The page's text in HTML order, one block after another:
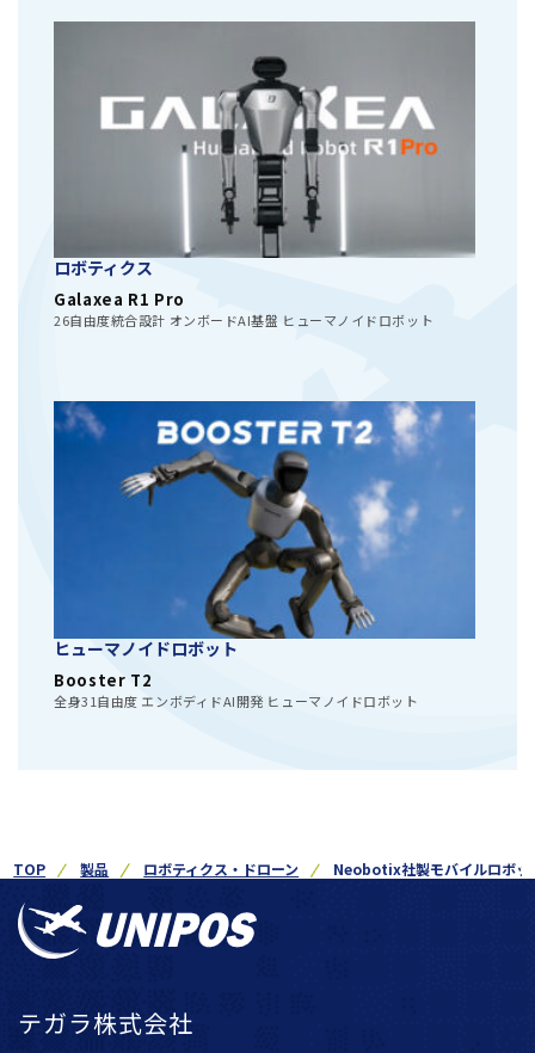
ロボティクス
Galaxea R1 Pro
26自由度統合設計 オンボードAI基盤 ヒューマノイドロボット
ヒューマノイドロボット
Booster T2
全身31自由度 エンボディドAI開発 ヒューマノイドロボット
TOP 製品 ロボティクス・ドローン Neobotix社製モバイルロボッ
テガラ株式会社